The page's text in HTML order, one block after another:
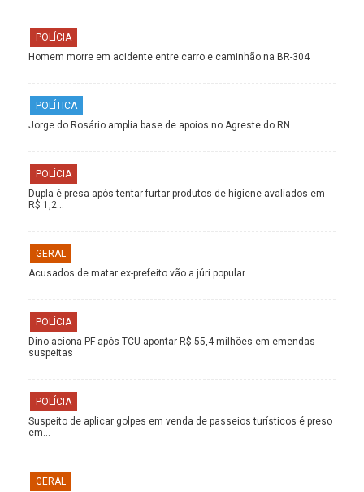
POLÍCIA
Homem morre em acidente entre carro e caminhão na BR-304
POLÍTICA
Jorge do Rosário amplia base de apoios no Agreste do RN
POLÍCIA
Dupla é presa após tentar furtar produtos de higiene avaliados em
R$ 1,2…
GERAL
Acusados de matar ex-prefeito vão a júri popular
POLÍCIA
Dino aciona PF após TCU apontar R$ 55,4 milhões em emendas
suspeitas
POLÍCIA
Suspeito de aplicar golpes em venda de passeios turísticos é preso
em…
GERAL